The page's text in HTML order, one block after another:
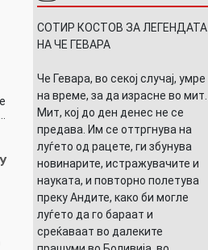
СОТИР КОСТОВ ЗА ЛЕГЕНДАТА
НА ЧЕ ГЕВАРА
Че Гевара, во секој случај, умре
на време, за да израсне во мит.
Мит, кој до ден денес не се
предава. Им се оттргнува на
луѓето од рацете, ги збунува
новинарите, истражувачите и
науката, и повторно полетува
преку Андите, како би могле
луѓето да го бараат и
среќаваат во далеките